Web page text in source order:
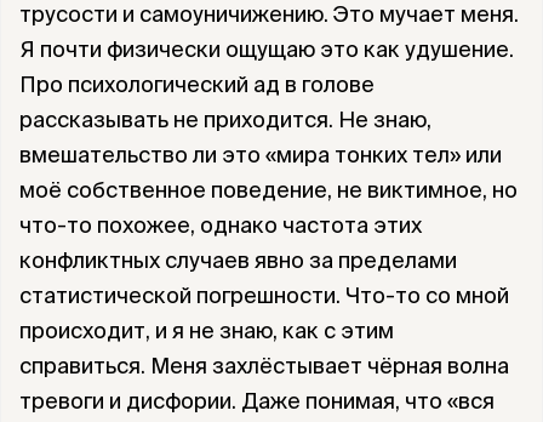
трусости и самоуничижению. Это мучает меня.
Я почти физически ощущаю это как удушение.
Про психологический ад в голове
рассказывать не приходится. Не знаю,
вмешательство ли это «мира тонких тел» или
моё собственное поведение, не виктимное, но
что-то похожее, однако частота этих
конфликтных случаев явно за пределами
статистической погрешности. Что-то со мной
происходит, и я не знаю, как с этим
справиться. Меня захлёстывает чёрная волна
тревоги и дисфории. Даже понимая, что «вся